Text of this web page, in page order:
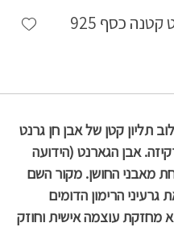
כסף 925
תליון קטן של אבן חן גרנט
אבן הגארנט (הידועה
מאבני החושן. מקור השם
הרימון הדומים
מחזקת עוצמה אישית וחוזק